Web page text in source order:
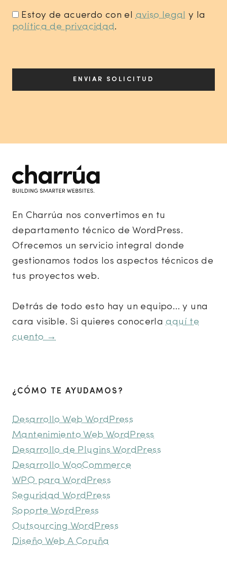
Estoy de acuerdo con elaviso legal y la
política de privacidad.
ENVIAR SOLICITUD
En Charrúa nos convertimos en tu
departamento técnico de WordPress.
Ofrecemos un servicio integral donde
gestionamos todos los aspectos técnicos de
tus proyectos web.
Detrás de todo esto hay un equipo… y una
cara visible. Si quieres conocerlaaquí te
cuento →
¿CÓMO TE AYUDAMOS?
Desarrollo Web WordPress
Mantenimiento Web WordPress
Desarrollo de Plugins WordPress
Desarrollo WooCommerce
WPO para WordPress
Seguridad WordPress
Soporte WordPress
Outsourcing WordPress
Diseño Web A Coruña